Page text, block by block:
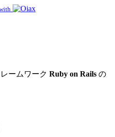
ームワーク Ruby on Rails の